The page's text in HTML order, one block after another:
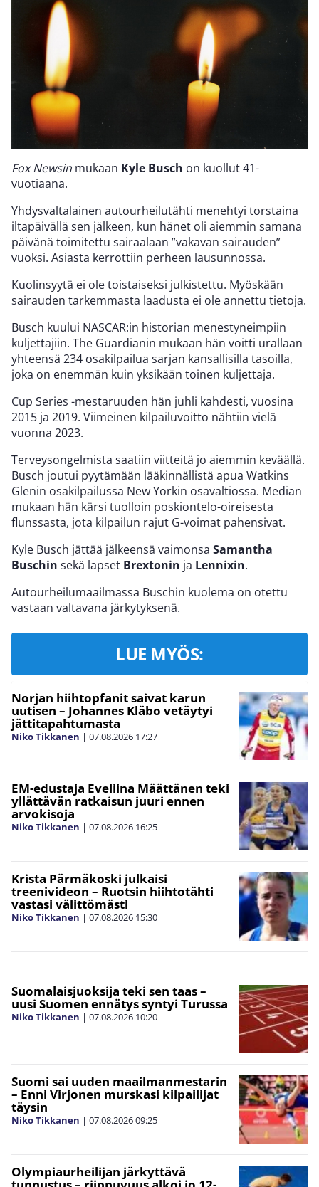
Fox Newsin mukaan Kyle Busch on kuollut 41-
vuotiaana.
Yhdysvaltalainen autourheilutähti menehtyi torstaina
iltapäivällä sen jälkeen, kun hänet oli aiemmin samana
päivänä toimitettu sairaalaan ”vakavan sairauden”
vuoksi. Asiasta kerrottiin perheen lausunnossa.
Kuolinsyytä ei ole toistaiseksi julkistettu. Myöskään
sairauden tarkemmasta laadusta ei ole annettu tietoja.
Busch kuului NASCAR:in historian menestyneimpiin
kuljettajiin. The Guardianin mukaan hän voitti urallaan
yhteensä 234 osakilpailua sarjan kansallisilla tasoilla,
joka on enemmän kuin yksikään toinen kuljettaja.
Cup Series -mestaruuden hän juhli kahdesti, vuosina
2015 ja 2019. Viimeinen kilpailuvoitto nähtiin vielä
vuonna 2023.
Terveysongelmista saatiin viitteitä jo aiemmin keväällä.
Busch joutui pyytämään lääkinnällistä apua Watkins
Glenin osakilpailussa New Yorkin osavaltiossa. Median
mukaan hän kärsi tuolloin poskiontelo-oireisesta
flunssasta, jota kilpailun rajut G-voimat pahensivat.
Kyle Busch jättää jälkeensä vaimonsa Samantha
Buschin sekä lapset Brextonin ja Lennixin.
Autourheilumaailmassa Buschin kuolema on otettu
vastaan valtavana järkytyksenä.
LUE MYÖS:
Norjan hiihtopfanit saivat karun
uutisen – Johannes Kläbo vetäytyi
jättitapahtumasta
Niko Tikkanen | 07.08.2026 17:27
EM-edustaja Eveliina Määttänen teki
yllättävän ratkaisun juuri ennen
arvokisoja
Niko Tikkanen | 07.08.2026 16:25
Krista Pärmäkoski julkaisi
treenivideon – Ruotsin hiihtotähti
vastasi välittömästi
Niko Tikkanen | 07.08.2026 15:30
Suomalaisjuoksija teki sen taas –
uusi Suomen ennätys syntyi Turussa
Niko Tikkanen | 07.08.2026 10:20
Suomi sai uuden maailmanmestarin
– Enni Virjonen murskasi kilpailijat
täysin
Niko Tikkanen | 07.08.202609:25
Olympiaurheilijan järkyttävä